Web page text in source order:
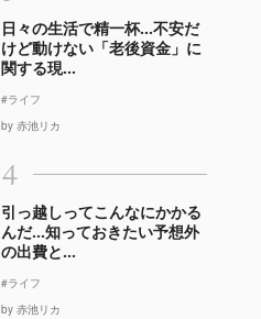
日々の生活で精一杯…不安だ
けど動けない「老後資金」に
関する現...
#ライフ
by 赤池リカ
4
引っ越しってこんなにかかる
んだ…知っておきたい予想外
の出費と...
#ライフ
by 赤池リカ